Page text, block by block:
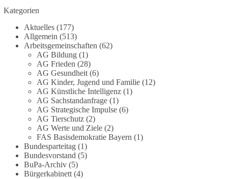
Im Politischen Frühschoppen diskutieren die
Teilnehmer das Verhältnis von Mensch, Natur und
Grundgesetz.
Beitrag der AG Strategische Impulse
Kann die Natur Träger eigener Grundrechte sein?
Oder würde eine solche Entwicklung das
Fundament unseres Grundgesetzes sprengen? Mit
dieser grundsätzlichen Frage beschäftigte sich die
Teilnehmer des Politischen Frühschoppens der
AG Strategische Impulse am 19. Juli 2026.
Referent Frank Bothmann stellte die These auf,
dass die derzeit in Teilen der Umweltbewegung
diskutierten „Grundrechte der Natur“ weit über
Kategorien
Aktuelles(177)
Allgemein (513)
Arbeitsgemeinschaften (62)
AG Bildung(1)
AG Frieden (28)
AG Gesundheit(6)
AG Kinder, Jugend und Familie(12)
AG Künstliche Intelligenz(1)
AG Sachstandanfrage(1)
AG Strategische Impulse(6)
AG Tierschutz(2)
AG Werte und Ziele(2)
FAS Basisdemokratie Bayern (1)
Bundesparteitag(1)
Bundesvorstand (5)
BuPa-Archiv(5)
Bürgerkabinett(4)